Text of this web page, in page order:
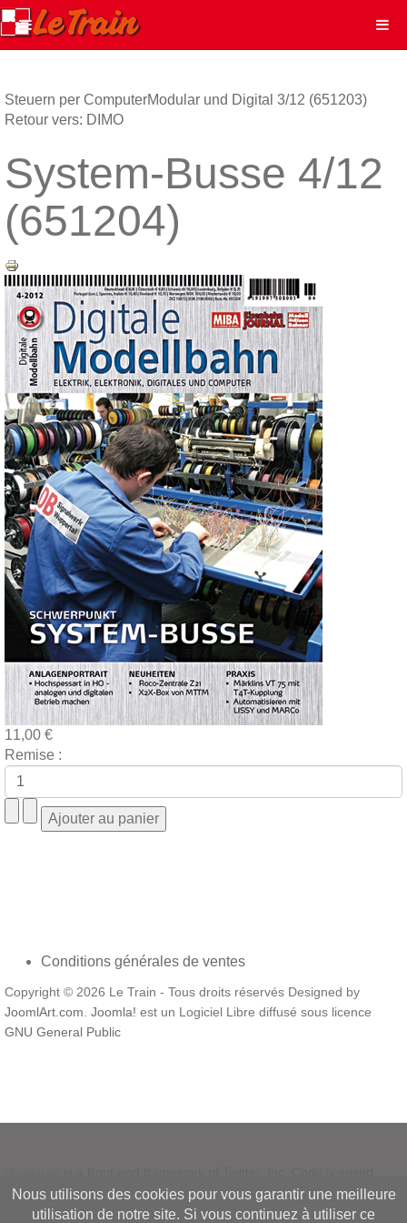
Steuern per ComputerModular und Digital 3/12 (651203)
Retour vers: DIMO
System-Busse 4/12
(651204)
11,00 €
Remise :
Conditions générales de ventes
Copyright © 2026 Le Train - Tous droits réservés Designed by
JoomlArt.com. Joomla! est un Logiciel Libre diffusé sous licence
GNU General Public
underMIT License.
Font Awesomefont licensed underSIL OFL 1.1.
Nous utilisons des cookies pour vous garantir une meilleure
utilisation de notre site. Si vous continuez à utiliser ce